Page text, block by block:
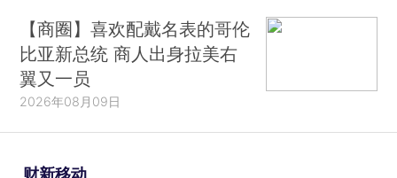
【商圈】喜欢配戴名表的哥伦
比亚新总统 商人出身拉美右
翼又一员
2026年08月09日
财新移动